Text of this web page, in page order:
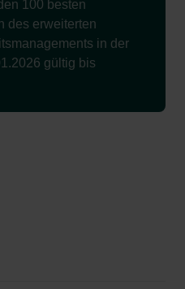
100 besten
des erweiterten
in der
gültig bis